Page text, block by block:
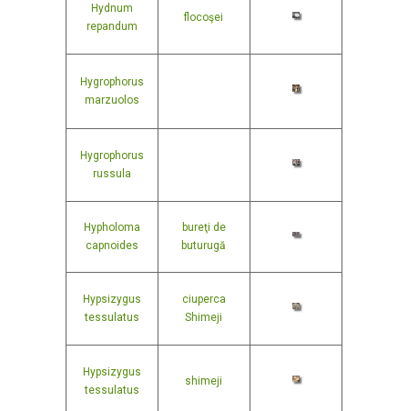
Hydnum
repandum
flocoşei
Hygrophorus
marzuolos
Hygrophorus
russula
Hypholoma
capnoides
bureţi de
buturugă
Hypsizygus
tessulatus
ciuperca
Shimeji
Hypsizygus
tessulatus
shimeji